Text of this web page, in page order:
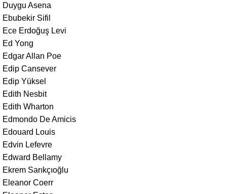
Duygu Asena
Ebubekir Sifil
Ece Erdoğuş Levi
Ed Yong
Edgar Allan Poe
Edip Cansever
Edip Yüksel
Edith Nesbit
Edith Wharton
Edmondo De Amicis
Edouard Louis
Edvin Lefevre
Edward Bellamy
Ekrem Sarıkçıoğlu
Eleanor Coerr